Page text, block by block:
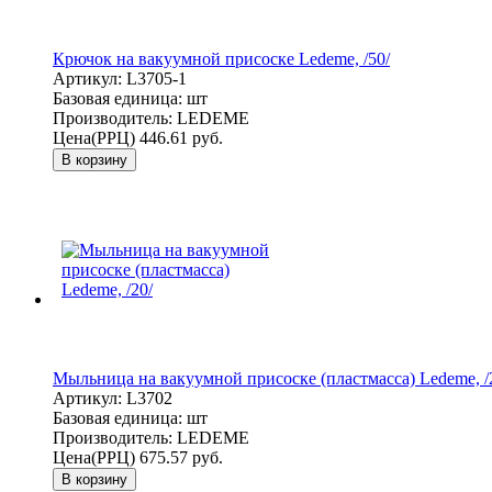
Крючок на вакуумной присоске Ledeme, /50/
Артикул: L3705-1
Базовая единица: шт
Производитель: LEDEME
Цена(РРЦ) 446.61 руб.
В корзину
Мыльница на вакуумной присоске (пластмасса) Ledeme, /
Артикул: L3702
Базовая единица: шт
Производитель: LEDEME
Цена(РРЦ) 675.57 руб.
В корзину